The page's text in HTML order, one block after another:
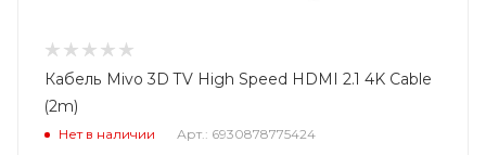
Кабель Mivo 3D TV High Speed HDMI 2.1 4K Cable
(2m)
Нет в наличии Арт.: 6930878775424